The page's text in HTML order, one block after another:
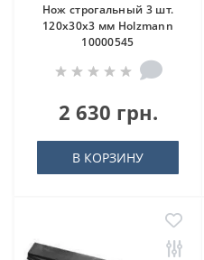
Нож строгальный 3 шт.
120x30x3 мм Holzmann
10000545
2 630 грн.
В КОРЗИНУ